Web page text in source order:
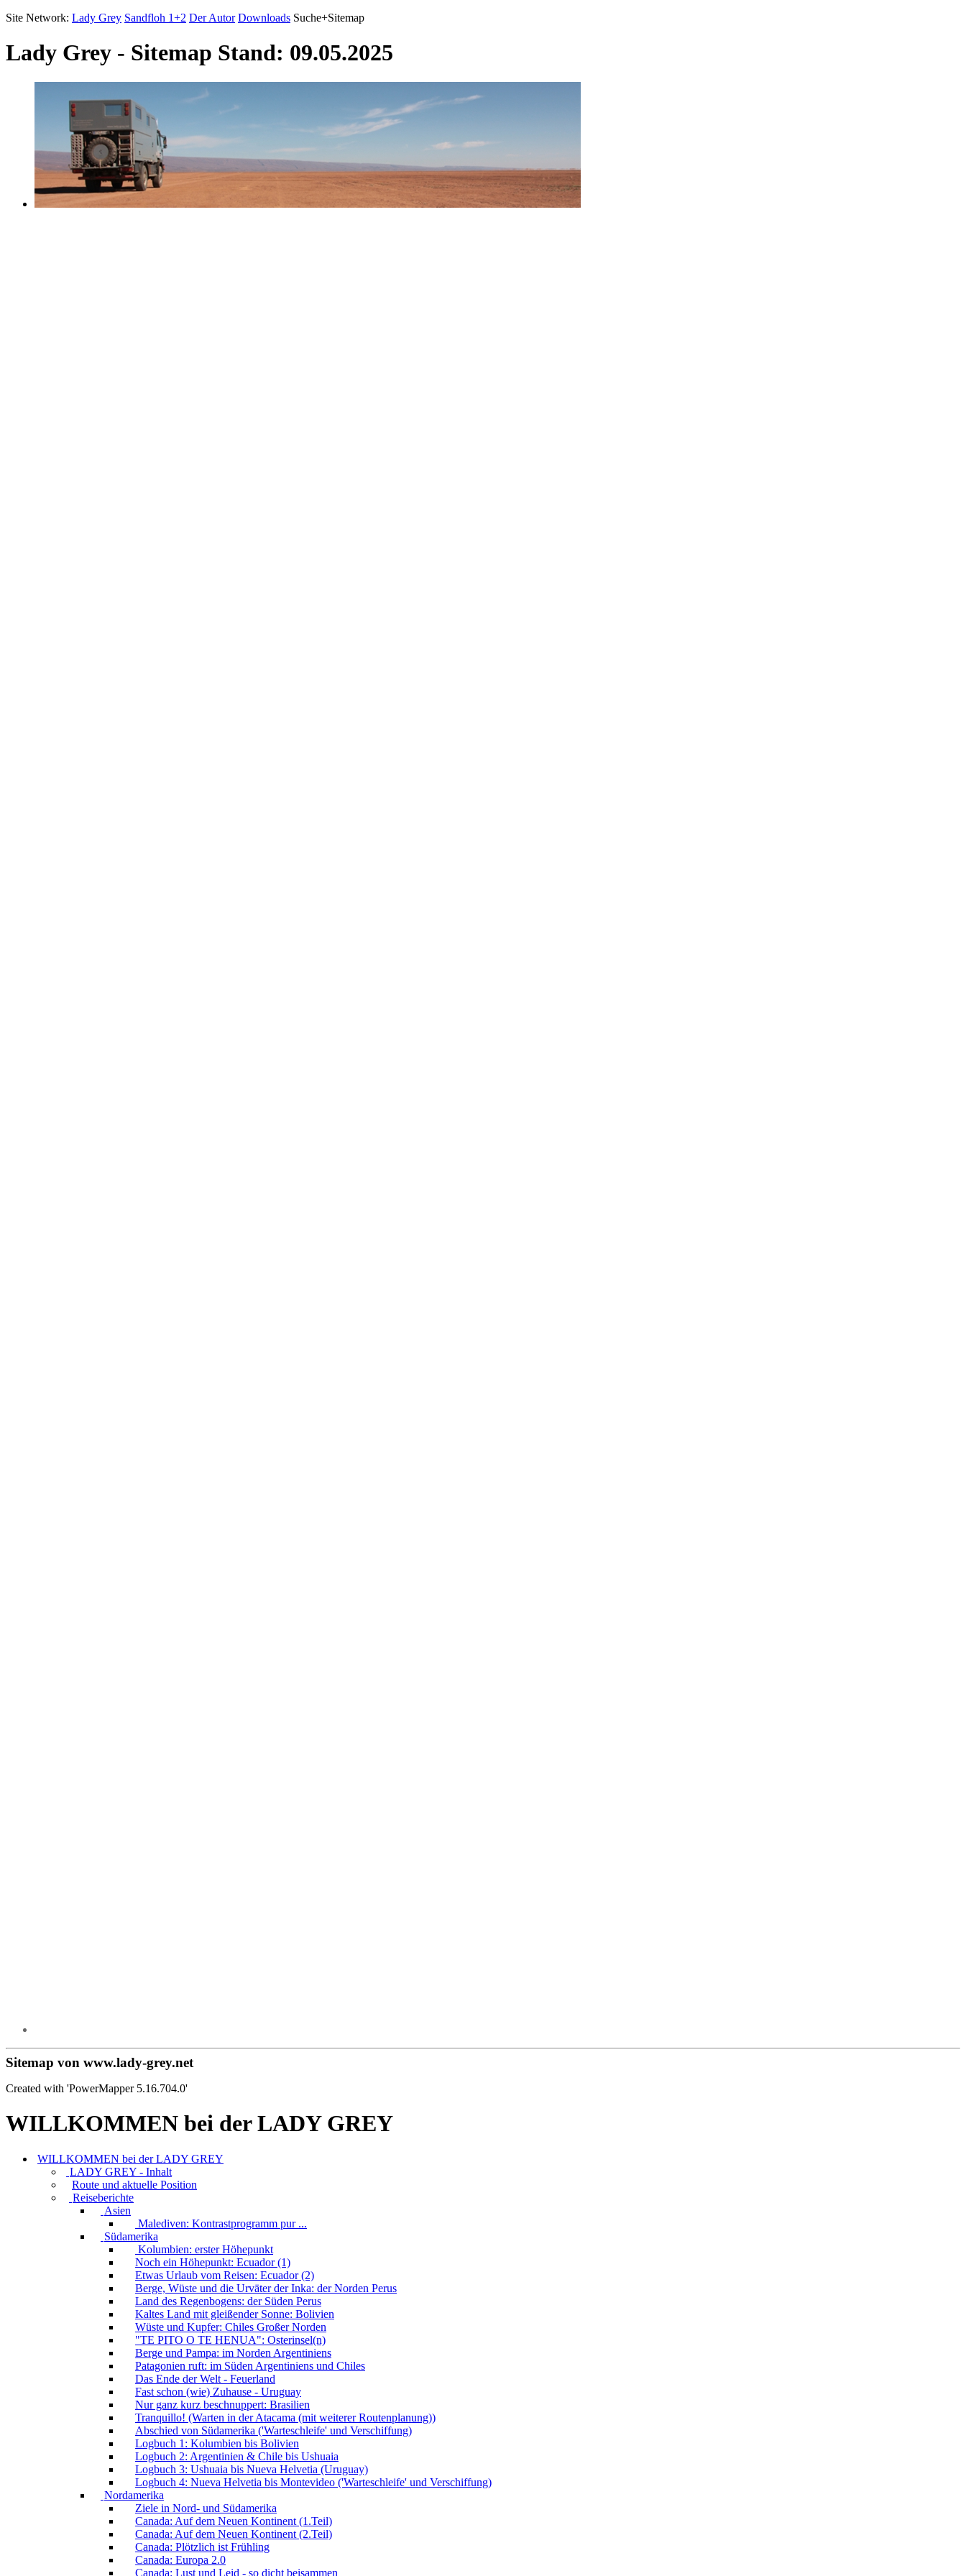
Site Network: Lady Grey Sandfloh 1+2 Der Autor Downloads Suche+Sitemap
Lady Grey - Sitemap Stand: 09.05.2025
Sitemap von www.lady-grey.net
Created with 'PowerMapper 5.16.704.0'
WILLKOMMEN bei der LADY GREY
WILLKOMMEN bei der LADY GREY
LADY GREY - Inhalt
Route und aktuelle Position
Reiseberichte
Asien
Malediven: Kontrastprogramm pur ...
Südamerika
Kolumbien: erster Höhepunkt
Noch ein Höhepunkt: Ecuador (1)
Etwas Urlaub vom Reisen: Ecuador (2)
Berge, Wüste und die Urväter der Inka: der Norden Perus
Land des Regenbogens: der Süden Perus
Kaltes Land mit gleißender Sonne: Bolivien
Wüste und Kupfer: Chiles Großer Norden
"TE PITO O TE HENUA": Osterinsel(n)
Berge und Pampa: im Norden Argentiniens
Patagonien ruft: im Süden Argentiniens und Chiles
Das Ende der Welt - Feuerland
Fast schon (wie) Zuhause - Uruguay
Nur ganz kurz beschnuppert: Brasilien
Tranquillo! (Warten in der Atacama (mit weiterer Routenplanung))
Abschied von Südamerika ('Warteschleife' und Verschiffung)
Logbuch 1: Kolumbien bis Bolivien
Logbuch 2: Argentinien & Chile bis Ushuaia
Logbuch 3: Ushuaia bis Nueva Helvetia (Uruguay)
Logbuch 4: Nueva Helvetia bis Montevideo ('Warteschleife' und Verschiffung)
Nordamerika
Ziele in Nord- und Südamerika
Canada: Auf dem Neuen Kontinent (1.Teil)
Canada: Auf dem Neuen Kontinent (2.Teil)
Canada: Plötzlich ist Frühling
Canada: Europa 2.0
Canada: Lust und Leid - so dicht beisammen